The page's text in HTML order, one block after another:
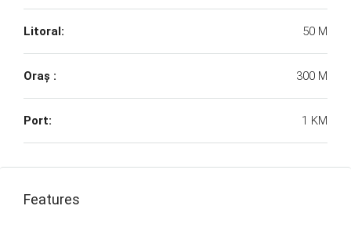
Litoral: 50 M
Oraș : 300 M
Port: 1 KM
Features